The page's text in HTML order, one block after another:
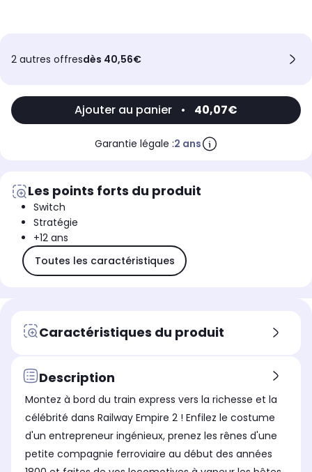
2 autres offresdès 40,56€
Ajouter au panier • 40,07€
Garantie légale :2 ans
Les points forts du produit
Switch
Stratégie
+12 ans
Toutes les caractéristiques
Caractéristiques du produit
Description
Montez à bord du train express vers la richesse et la
célébrité dans Railway Empire 2 ! Enfilez le costume
d'un entrepreneur ingénieux, prenez les rênes d'une
petite compagnie ferroviaire au début des années